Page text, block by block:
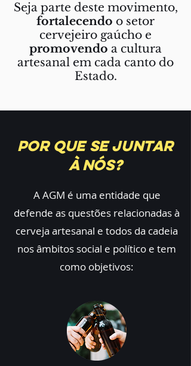
Seja parte deste movimento,
fortalecendo o setor
cervejeiro gaúcho e
promovendo a cultura
artesanal em cada canto do
Estado.
Por que se juntar
à nós?
A AGM é uma entidade que
defende as questões relacionadas à
cerveja artesanal e todos da cadeia
nos âmbitos social e político e tem
como objetivos: